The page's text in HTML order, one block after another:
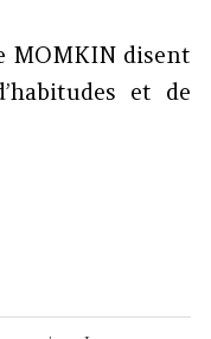
MOMKIN disent
et de
semaines